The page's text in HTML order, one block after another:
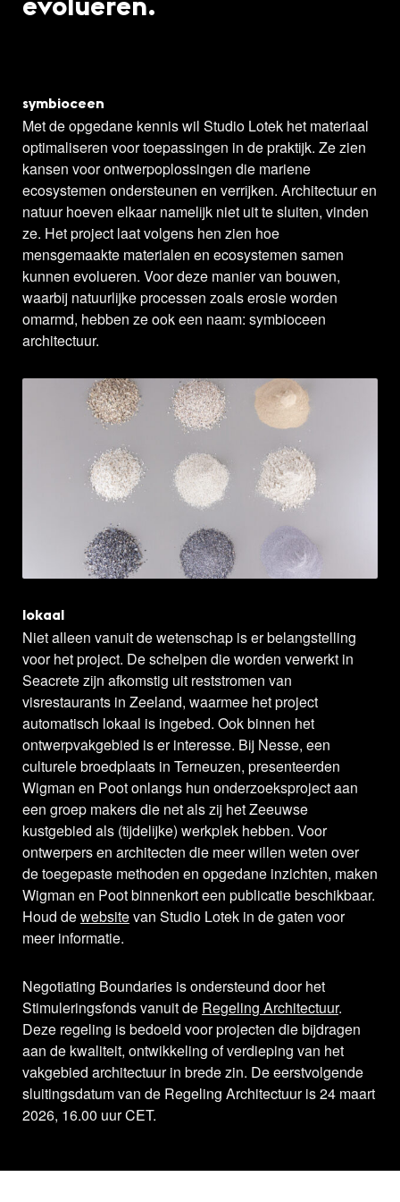
evolueren.
symbioceen
Met de opgedane kennis wil Studio Lotek het materiaal
optimaliseren voor toepassingen in de praktijk. Ze zien
kansen voor ontwerpoplossingen die mariene
ecosystemen ondersteunen en verrijken. Architectuur en
natuur hoeven elkaar namelijk niet uit te sluiten, vinden
ze. Het project laat volgens hen zien hoe
mensgemaakte materialen en ecosystemen samen
kunnen evolueren. Voor deze manier van bouwen,
waarbij natuurlijke processen zoals erosie worden
omarmd, hebben ze ook een naam: symbioceen
architectuur.
lokaal
Niet alleen vanuit de wetenschap is er belangstelling
voor het project. De schelpen die worden verwerkt in
Seacrete zijn afkomstig uit reststromen van
visrestaurants in Zeeland, waarmee het project
automatisch lokaal is ingebed. Ook binnen het
ontwerpvakgebied is er interesse. Bij Nesse, een
culturele broedplaats in Terneuzen, presenteerden
Wigman en Poot onlangs hun onderzoeksproject aan
een groep makers die net als zij het Zeeuwse
kustgebied als (tijdelijke) werkplek hebben. Voor
ontwerpers en architecten die meer willen weten over
de toegepaste methoden en opgedane inzichten, maken
Wigman en Poot binnenkort een publicatie beschikbaar.
Houd dewebsitevan Studio Lotek in de gaten voor
meer informatie.
Negotiating Boundaries is ondersteund door het
Stimuleringsfonds vanuit de Regeling Architectuur.
Deze regeling is bedoeld voor projecten die bijdragen
aan de kwaliteit, ontwikkeling of verdieping van het
vakgebied architectuur in brede zin. De eerstvolgende
sluitingsdatum van de Regeling Architectuur is 24 maart
2026, 16.00 uur CET.